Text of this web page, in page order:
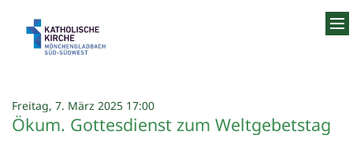
Freitag, 7. März 2025 17:00:
Ökum. Gottesdienst zum Weltgebetstag